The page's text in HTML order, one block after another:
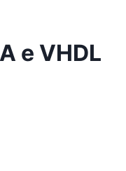
e VHDL